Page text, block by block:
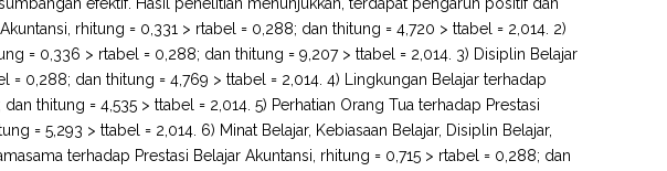
rhitung = 0,331 > rtabel = 0,288; dan thitung = 4,720 > ttabel = 2,014. 2)
= 0,336 > rtabel = 0,288; dan thitung = 9,207 > ttabel = 2,014. 3) Disiplin Belajar
= 0,288; dan thitung = 4,769 > ttabel = 2,014. 4) Lingkungan Belajar terhadap
thitung = 4,535 > ttabel = 2,014. 5) Perhatian Orang Tua terhadap Prestasi
= 5,293 > ttabel = 2,014. 6) Minat Belajar, Kebiasaan Belajar, Disiplin Belajar,
terhadap Prestasi Belajar Akuntansi, rhitung = 0,715 > rtabel = 0,288; dan